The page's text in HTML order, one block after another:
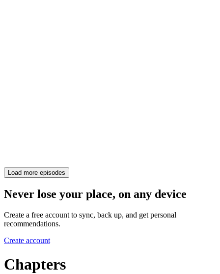
Load more episodes
Never lose your place, on any device
Create a free account to sync, back up, and get personal
recommendations.
Create account
Chapters